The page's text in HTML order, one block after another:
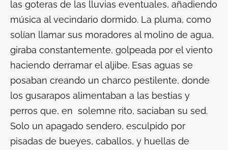
las goteras de las lluvias eventuales, añadiendo
música al vecindario dormido. La pluma, como
solían llamar sus moradores al molino de agua,
giraba constantemente, golpeada por el viento
haciendo derramar el aljibe. Esas aguas se
posaban creando un charco pestilente, donde
los gusarapos alimentaban a las bestias y
perros que, en solemne rito, saciaban su sed.
Solo un apagado sendero, esculpido por
pisadas de bueyes, caballos, y huellas de